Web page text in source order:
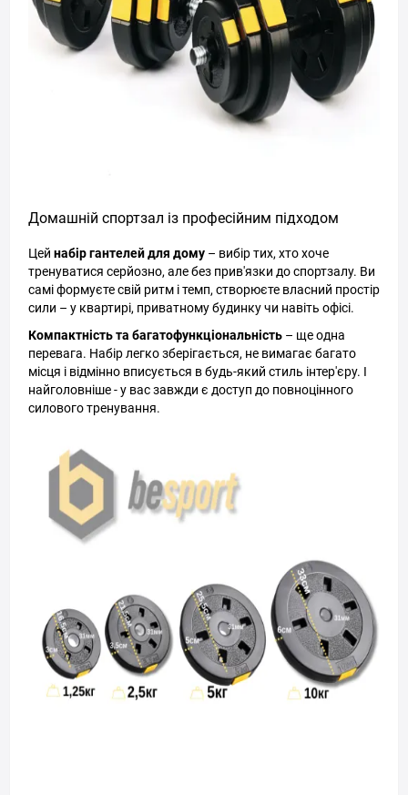
Домашній спортзал із професійним підходом
Цей набір гантелей для дому – вибір тих, хто хоче
тренуватися серйозно, але без прив'язки до спортзалу. Ви
самі формуєте свій ритм і темп, створюєте власний простір
сили – у квартирі, приватному будинку чи навіть офісі.
Компактність та багатофункціональність – ще одна
перевага. Набір легко зберігається, не вимагає багато
місця і відмінно вписується в будь-який стиль інтер'єру. І
найголовніше - у вас завжди є доступ до повноцінного
силового тренування.